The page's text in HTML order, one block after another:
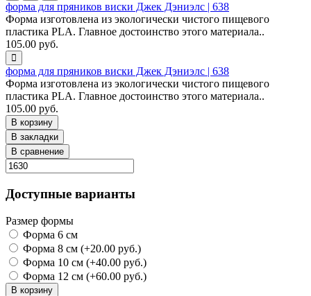
форма для пряников виски Джек Дэниэлс | 638
Форма изготовлена из экологически чистого пищевого
пластика PLA. Главное достоинство этого материала..
105.00 руб.
форма для пряников виски Джек Дэниэлс | 638
Форма изготовлена из экологически чистого пищевого
пластика PLA. Главное достоинство этого материала..
105.00 руб.
В корзину
В закладки
В сравнение
Доступные варианты
Размер формы
Форма 6 см
Форма 8 см (+20.00 руб.)
Форма 10 см (+40.00 руб.)
Форма 12 см (+60.00 руб.)
В корзину